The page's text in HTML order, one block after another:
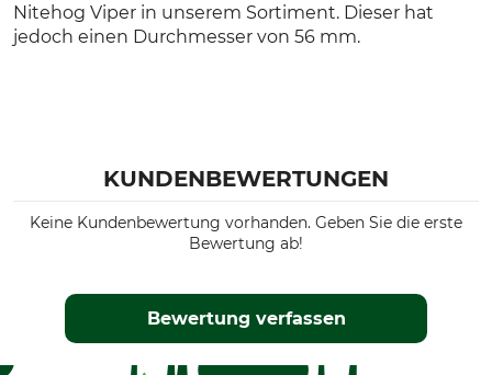
Nitehog Viper in unserem Sortiment. Dieser hat
jedoch einen Durchmesser von 56 mm.
KUNDENBEWERTUNGEN
Keine Kundenbewertung vorhanden. Geben Sie die erste
Bewertung ab!
Bewertung verfassen